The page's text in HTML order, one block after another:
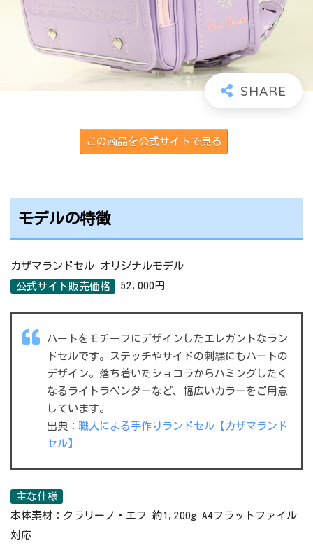
この商品を公式サイトで見る
モデルの特徴
カザマランドセル オリジナルモデル
公式サイト販売価格
52,000円
ハートをモチーフにデザインしたエレガントなラン
ドセルです。ステッチやサイドの刺繍にもハートの
デザイン。落ち着いたショコラからハミングしたく
なるライトラベンダーなど、幅広いカラーをご用意
しています。
出典： 職人による手作りランドセル【カザマランド
セル】
主な仕様
本体素材：クラリーノ・エフ 約1,200g A4フラットファイル
対応